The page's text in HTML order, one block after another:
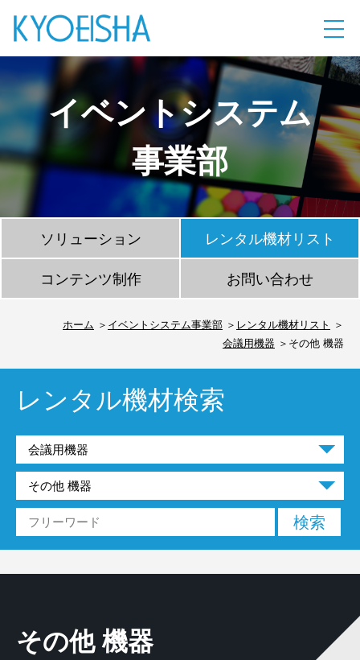
イベントシステム
事業部
ソリューション レンタル機材リスト
コンテンツ制作 お問い合わせ
ホーム イベントシステム事業部
レンタル機材リスト
会議用機器
その他 機器
レンタル機材検索
その他 機器